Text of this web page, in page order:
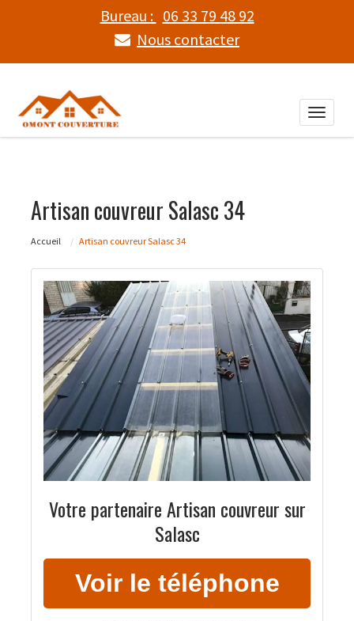
Bureau : 06 33 79 48 92
Nous contacter
Toggle
Artisan couvreur Salasc 34
Accueil Artisan couvreur Salasc 34
Votre partenaire Artisan couvreur sur
Salasc